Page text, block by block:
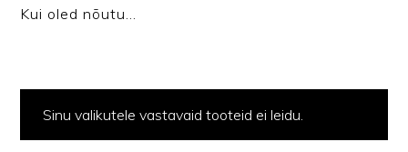
Kui oled nõutu…
Sinu valikutele vastavaid tooteid ei leidu.